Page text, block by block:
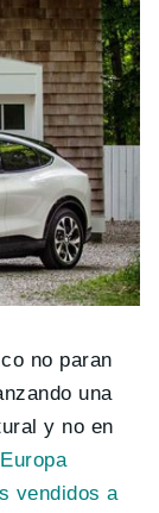
no paran
una
y no en
Europa
vendidos a